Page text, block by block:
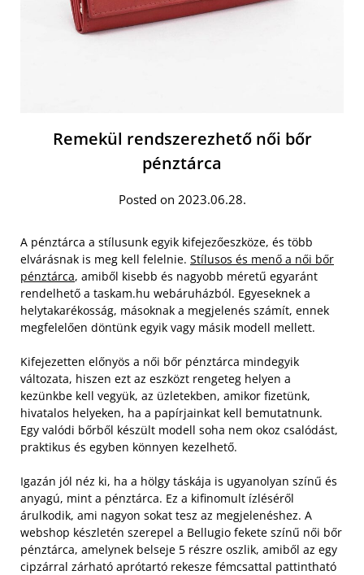
Remekül rendszerezhető női bőr
pénztárca
Posted on 2023.06.28.
A pénztárca a stílusunk egyik kifejezőeszköze, és több
elvárásnak is meg kell felelnie. Stílusos és menő a női bőr
pénztárca, amiből kisebb és nagyobb méretű egyaránt
rendelhető a taskam.hu webáruházból. Egyeseknek a
helytakarékosság, másoknak a megjelenés számít, ennek
megfelelően döntünk egyik vagy másik modell mellett.
Kifejezetten előnyös a női bőr pénztárca mindegyik
változata, hiszen ezt az eszközt rengeteg helyen a
kezünkbe kell vegyük, az üzletekben, amikor fizetünk,
hivatalos helyeken, ha a papírjainkat kell bemutatnunk.
Egy valódi bőrből készült modell soha nem okoz csalódást,
praktikus és egyben könnyen kezelhető.
Igazán jól néz ki, ha a hölgy táskája is ugyanolyan színű és
anyagú, mint a pénztárca. Ez a kifinomult ízléséről
árulkodik, ami nagyon sokat tesz az megjelenéshez. A
webshop készletén szerepel a Bellugio fekete színű női bőr
pénztárca, amelynek belseje 5 részre oszlik, amiből az egy
cipzárral zárható aprótartó rekesze fémcsattal pattintható